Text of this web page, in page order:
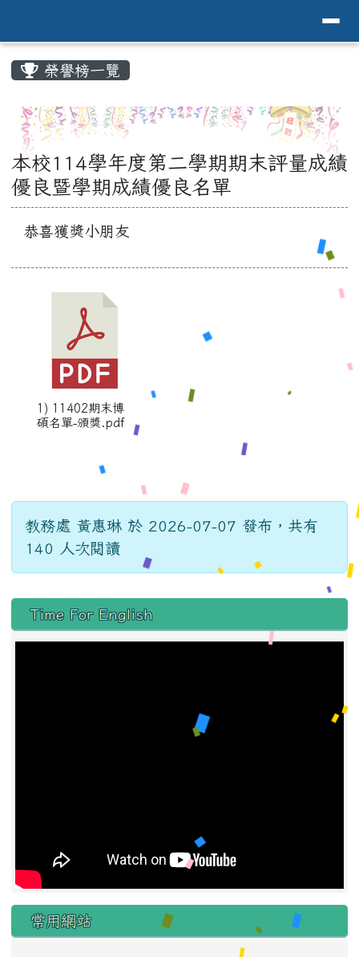
花蓮縣花蓮市中原國小全球資訊
榮譽榜一覽
本校114學年度第二學期期末評量成績
優良暨學期成績優良名單
恭喜獲獎小朋友
1) 11402期末博
碩名單-頒獎.pdf
教務處 黃惠琳 於 2026-07-07 發布，共有
140 人次閱讀
左邊區域內容
Time For English
常用網站